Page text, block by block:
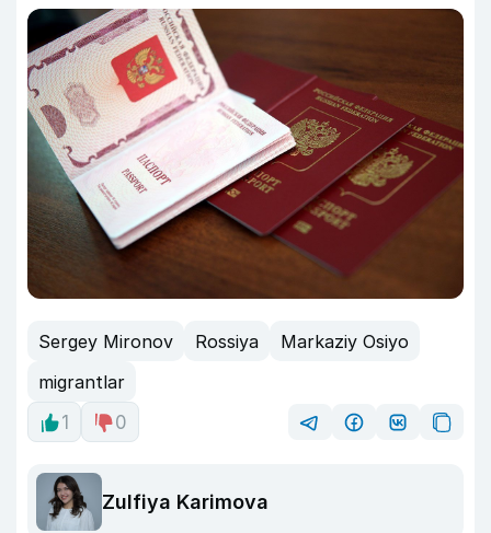
Sergey Mironov Rossiya
Markaziy Osiyo
migrantlar
1
0
Zulfiya Karimova